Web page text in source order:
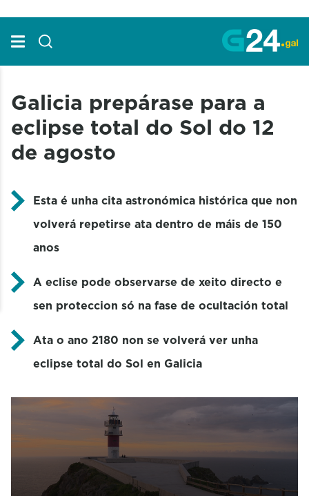
Galicia prepárase para a
eclipse total do Sol do 12
de agosto
Esta é unha cita astronómica histórica que non
volverá repetirse ata dentro de máis de 150
anos
A eclise pode observarse de xeito directo e
sen proteccion só na fase de ocultación total
Ata o ano 2180 non se volverá ver unha
eclipse total do Sol en Galicia